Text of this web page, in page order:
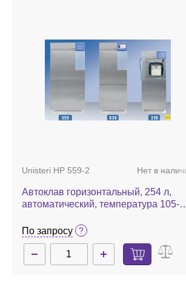
Unisteri HP 559-2 Нет в
Автоклав горизонтальный, 254 л,
автоматический, температура 105-
По запросу